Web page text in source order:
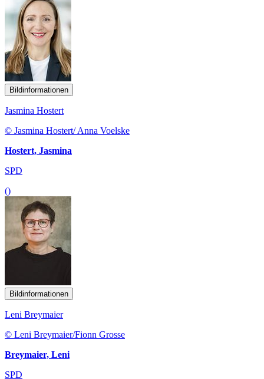
Bildinformationen
Jasmina Hostert
© Jasmina Hostert/ Anna Voelske
Hostert, Jasmina
SPD
()
Bildinformationen
Leni Breymaier
© Leni Breymaier/Fionn Grosse
Breymaier, Leni
SPD